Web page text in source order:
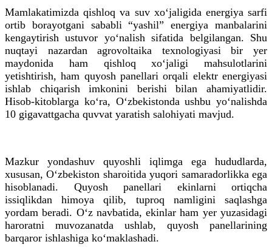
Mamlakatimizda qishloq va suv xo‘jaligida energiya sarfi
ortib borayotgani sababli “yashil” energiya manbalarini
kengaytirish ustuvor yo‘nalish sifatida belgilangan. Shu
nuqtayi nazardan agrovoltaika texnologiyasi bir yer
maydonida ham qishloq xo‘jaligi mahsulotlarini
yetishtirish, ham quyosh panellari orqali elektr energiyasi
ishlab chiqarish imkonini berishi bilan ahamiyatlidir.
Hisob-kitoblarga ko‘ra, O‘zbekistonda ushbu yo‘nalishda
10 gigavattgacha quvvat yaratish salohiyati mavjud.
Mazkur yondashuv quyoshli iqlimga ega hududlarda,
xususan, O‘zbekiston sharoitida yuqori samaradorlikka ega
hisoblanadi. Quyosh panellari ekinlarni ortiqcha
issiqlikdan himoya qilib, tuproq namligini saqlashga
yordam beradi. O‘z navbatida, ekinlar ham yer yuzasidagi
haroratni muvozanatda ushlab, quyosh panellarining
barqaror ishlashiga ko‘maklashadi.